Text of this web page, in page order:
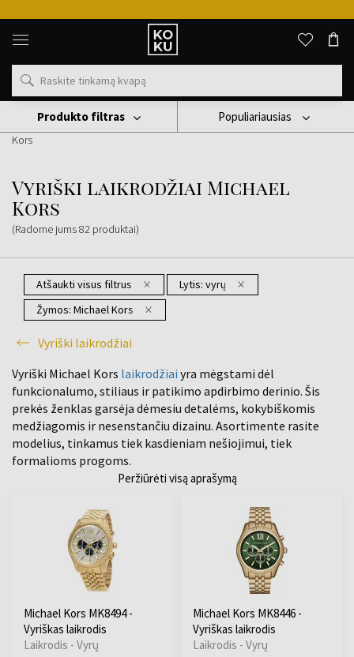
Originalūs
kvepalai
laikrodžiai
vienoje
Laikrodis Vyriški Laikrodžiai
Vyriški Laikrodžiai Michael
Kors
Vyriški laikrodžiai Michael
Kors
(Radome jums82 produktai)
Populiariausias
Atšaukti visus filtrus Lytis: vyrų
Žymos: Michael Kors
Vyriški laikrodžiai
Produkto filtras
Vyriški Michael Kors laikrodžiai yra mėgstami dėl
funkcionalumo, stiliaus ir patikimo apdirbimo derinio. Šis
prekės ženklas garsėja dėmesiu detalėms, kokybiškomis
medžiagomis ir nesenstančiu dizainu. Asortimente rasite
modelius, tinkamus tiek kasdieniam nešiojimui, tiek
formalioms progoms.
Peržiūrėti visą aprašymą
Michael Kors MK8494 -
Vyriškas laikrodis
Laikrodis - Vyrų
Michael Kors MK8446 -
Vyriškas laikrodis
Laikrodis - Vyrų